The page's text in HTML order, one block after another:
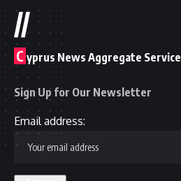
//
C yprus News Aggregate Service
Sign Up for Our Newsletter
Email address: